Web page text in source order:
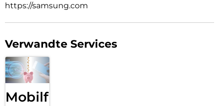
https://samsung.com
Verwandte Services
Mobilfunk